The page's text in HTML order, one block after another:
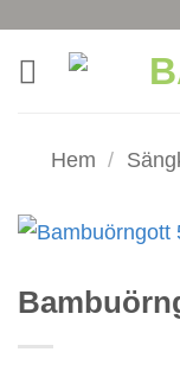
content
Hem /